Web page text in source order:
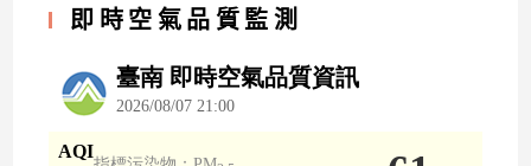
即時空氣品質監測